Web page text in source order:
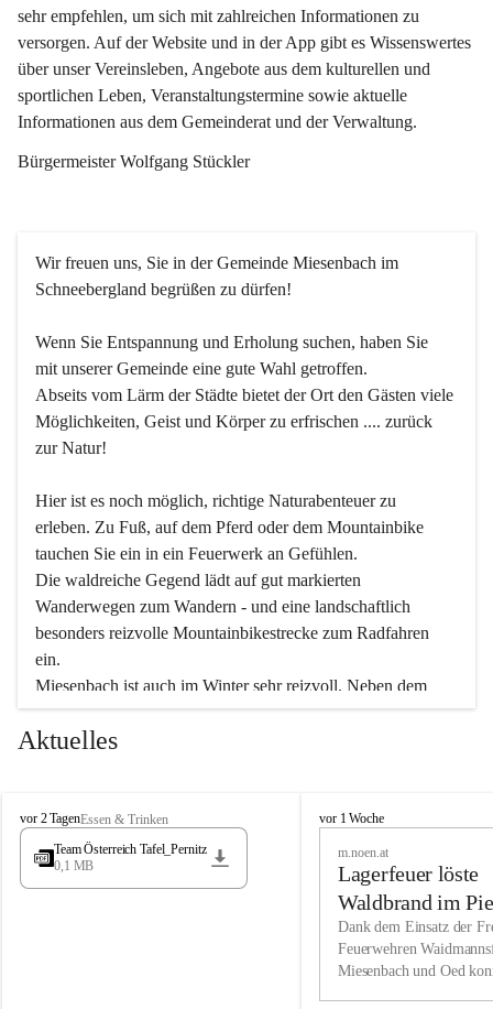
sehr empfehlen, um sich mit zahlreichen Informationen zu
versorgen. Auf der Website und in der App gibt es Wissenswertes
über unser Vereinsleben, Angebote aus dem kulturellen und
sportlichen Leben, Veranstaltungstermine sowie aktuelle
Informationen aus dem Gemeinderat und der Verwaltung.
Bürgermeister Wolfgang Stückler
Wir freuen uns, Sie in der Gemeinde Miesenbach im
Schneebergland begrüßen zu dürfen!
Wenn Sie Entspannung und Erholung suchen, haben Sie
mit unserer Gemeinde eine gute Wahl getroffen.
Abseits vom Lärm der Städte bietet der Ort den Gästen viele
Möglichkeiten, Geist und Körper zu erfrischen .... zurück
zur Natur!
Hier ist es noch möglich, richtige Naturabenteuer zu
erleben. Zu Fuß, auf dem Pferd oder dem Mountainbike
tauchen Sie ein in ein Feuerwerk an Gefühlen.
Die waldreiche Gegend lädt auf gut markierten
Wanderwegen zum Wandern - und eine landschaftlich
besonders reizvolle Mountainbikestrecke zum Radfahren
ein.
Miesenbach ist auch im Winter sehr reizvoll. Neben dem
Eisstockschießen gibt es auf dem nahe gelegenen Unterberg
wunderschöne Naturschneepisten, die zum Schifahren oder
vielfältige Angebot unserer Kulturvereine.
Überzeugen Sie sich selbst, dass Sie in Miesenbach sowie
in den Beherbergungsbetrieben, Gaststätten und urigen
Wir kennen Miesenbach als lebens- und liebenswerten Ort.
Tradition und Innovation werden ebenso groß geschrieben
Aktuelles
M
i
s
vor 2 TagenEssen & Trinken
Team Österreich Tafel_Pernitz
0,1 MB
M
h
vor 1 Woche
m.noen.at
Lagerfeuer löste
Waldbrand im
aus
Dank dem Einsatz der
Feuerwehren
Miesenbach und Oed